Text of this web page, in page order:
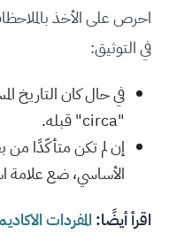
في التوثيق:
في حال كان التاريخ
"circa" قبله.
إن لم تكن متأكّدًا من
الأساسي، ضع علامة
اقرأ أيضًا: المفردات